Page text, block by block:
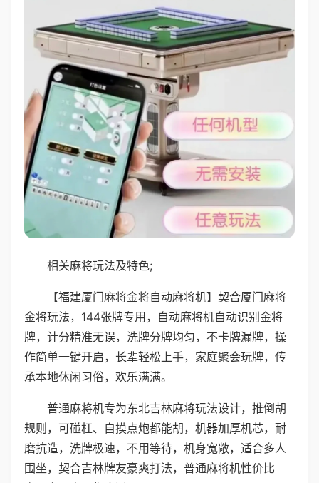
相关麻将玩法及特色;
【福建厦门麻将金将自动麻将机】契合厦门麻将
金将玩法，144张牌专用，自动麻将机自动识别金将
牌，计分精准无误，洗牌分牌均匀，不卡牌漏牌，操
作简单一键开启，长辈轻松上手，家庭聚会玩牌，传
承本地休闲习俗，欢乐满满。
普通麻将机专为东北吉林麻将玩法设计，推倒胡
规则，可碰杠、自摸点炮都能胡，机器加厚机芯，耐
磨抗造，洗牌极速，不用等待，机身宽敞，适合多人
围坐，契合吉林牌友豪爽打法，普通麻将机性价比